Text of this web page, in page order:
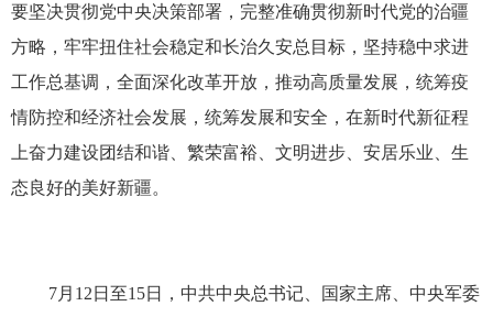
要坚决贯彻党中央决策部署，完整准确贯彻新时代党的治疆
方略，牢牢扭住社会稳定和长治久安总目标，坚持稳中求进
工作总基调，全面深化改革开放，推动高质量发展，统筹疫
情防控和经济社会发展，统筹发展和安全，在新时代新征程
上奋力建设团结和谐、繁荣富裕、文明进步、安居乐业、生
态良好的美好新疆。
7月12日至15日，中共中央总书记、国家主席、中央军委